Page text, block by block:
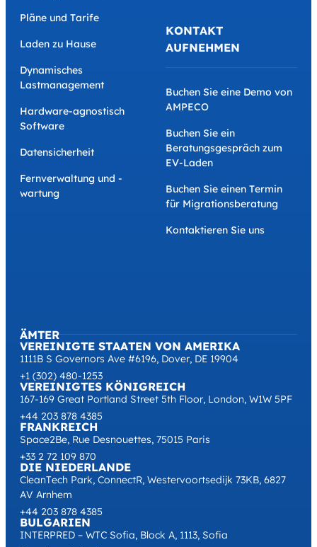
ÄMTER
VEREINIGTE STAATEN VON AMERIKA
1111B S Governors Ave #6196, Dover, DE 19904
+1 (302) 480-1253
VEREINIGTES KÖNIGREICH
167-169 Great Portland Street 5th Floor, London, W1W 5PF
+44 203 878 4385
FRANKREICH
Space2Be, Rue Desnouettes, 75015 Paris
+33 2 72 109 870
DIE NIEDERLANDE
CleanTech Park, ConnectR, Westervoortsedijk 73KB, 6827
AV Arnhem
+44 203 878 4385
BULGARIEN
INTERPRED – WTC Sofia, Block A, 1113, Sofia
Pläne und Tarife
Laden zu Hause
Dynamisches
Lastmanagement
Hardware-agnostisch
Software
Datensicherheit
Fernverwaltung und -
wartung
KONTAKT
AUFNEHMEN
Buchen Sie eine Demo von
AMPECO
Buchen Sie ein
Beratungsgespräch zum
EV-Laden
Buchen Sie einen Termin
für Migrationsberatung
Kontaktieren Sie uns